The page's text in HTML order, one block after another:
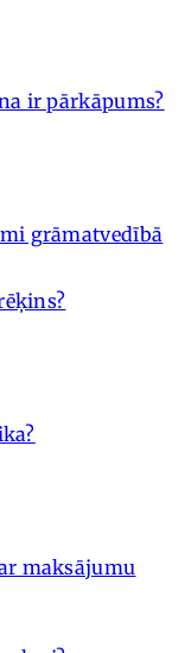
ir pārkāpums?
grāmatvedībā
maksājumu